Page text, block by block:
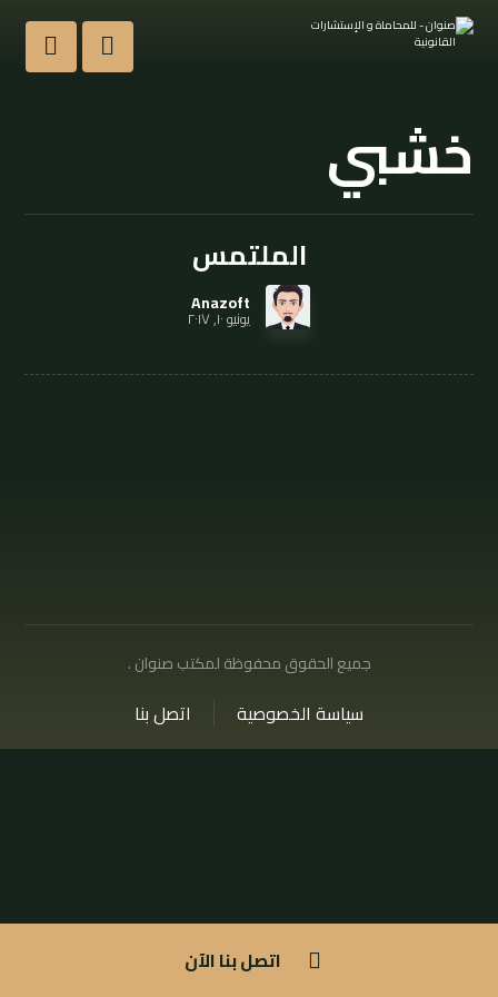
خشبي
الملتمس
Anazoft
يونيو ١٠, ٢٠١٧
جميع الحقوق محفوظة لمكتب صنوان .
اتصل بنا سياسة الخصوصية
اتصل بنا الآن